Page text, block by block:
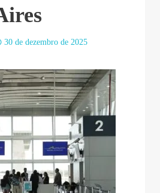
30 de dezembro de 2025